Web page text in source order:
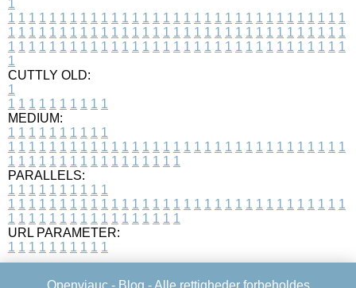
1
1 1 1 1 1 1 1 1 1 1 1 1 1 1 1 1 1 1 1 1 1 1 1 1 1 1 1 1 1 1 1 1 1
1 1 1 1 1 1 1 1 1 1 1 1 1 1 1 1 1 1 1 1 1 1 1 1 1 1 1 1 1 1 1 1 1
1 1 1 1 1 1 1 1 1 1 1 1 1 1 1 1 1 1 1 1 1 1 1 1 1 1 1 1 1 1 1 1 1
1
CUTTLY OLD:
1
1 1 1 1 1 1 1 1 1 1
MEDIUM:
1 1 1 1 1 1 1 1 1 1
1 1 1 1 1 1 1 1 1 1 1 1 1 1 1 1 1 1 1 1 1 1 1 1 1 1 1 1 1 1 1 1 1
1 1 1 1 1 1 1 1 1 1 1 1 1 1 1 1 1
PARALLELS:
1 1 1 1 1 1 1 1 1 1
1 1 1 1 1 1 1 1 1 1 1 1 1 1 1 1 1 1 1 1 1 1 1 1 1 1 1 1 1 1 1 1 1
1 1 1 1 1 1 1 1 1 1 1 1 1 1 1 1 1
URL PARAMETER:
1 1 1 1 1 1 1 1 1 1
Openviauc - Blog - Alle rettigheder forbeholdes